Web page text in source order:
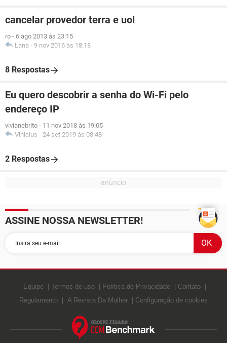
cancelar provedor terra e uol
ro - 6 ago 2013 às 23:15
Lana - 9 nov 2016 às 18:18
8 Respostas
Eu quero descobrir a senha do Wi-Fi pelo
endereço IP
vivianebrito - 11 nov 2018 às 19:05
Vinicius - 24 set 2019 às 08:48
2 Respostas
ASSINE NOSSA NEWSLETTER!
Equipe Termos de uso Política de Privacidade
Contato
Regulamento
A Revista Da Mulher Configuração de cookies